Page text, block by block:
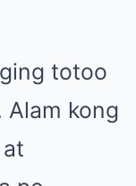
totoo
Alam kong